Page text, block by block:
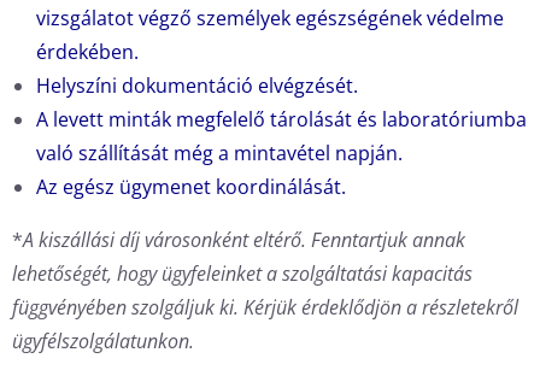
vizsgálatot végző személyek egészségének védelme
érdekében.
Helyszíni dokumentáció elvégzését.
A levett minták megfelelő tárolását és laboratóriumba
való szállítását még a mintavétel napján.
Az egész ügymenet koordinálását.
*A kiszállási díj városonként eltérő. Fenntartjuk annak
lehetőségét, hogy ügyfeleinket a szolgáltatási kapacitás
függvényében szolgáljuk ki. Kérjük érdeklődjön a részletekről
ügyfélszolgálatunkon.